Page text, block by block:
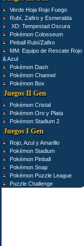
Verde Hoja Rojo Fuego
Rubí, Zafiro y Esmeralda
XD: Tempestad Oscura
Pokémon Colosseum
Pinball Rubí/Zafiro
MM: Equipo de Rescate Rojo
& Azul
Pokémon Dash
Pokémon Channel
Pokémon Box
Juegos II Gen
Pokémon Cristal
Pokémon Oro y Plata
Pokémon Stadium 2
Juegos I Gen
Rojo, Azul y Amarillo
Pokémon Stadium
Pokémon Pinball
Pokémon Snap
Pokémon Puzzle League
Puzzle Challenge